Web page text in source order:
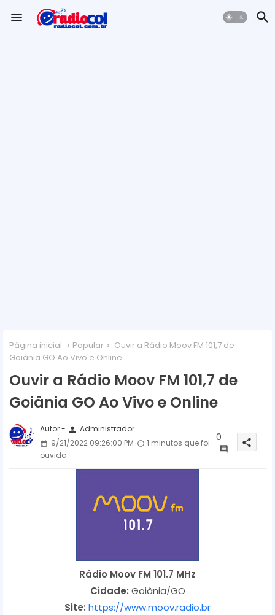
Página inicial Popular
Ouvir a Rádio Moov FM 101,7 de
Goiânia GO Ao Vivo e Online
Ouvir a Rádio Moov FM 101,7 de
Goiânia GO Ao Vivo e Online
Autor - person Administrador
9/21/2022 09:26:00 PM
1 minutos que foi
ouvida
0 share
Rádio Moov FM 101.7 MHz
Cidade: Goiânia/GO
Site: https://www.moov.radio.br